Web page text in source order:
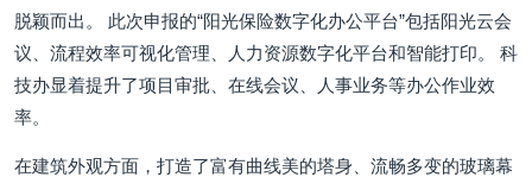
脱颖而出。 此次申报的“阳光保险数字化办公平台”包括阳光云会
议、流程效率可视化管理、人力资源数字化平台和智能打印。 科
技办显着提升了项目审批、在线会议、人事业务等办公作业效
率。
在建筑外观方面，打造了富有曲线美的塔身、流畅多变的玻璃幕